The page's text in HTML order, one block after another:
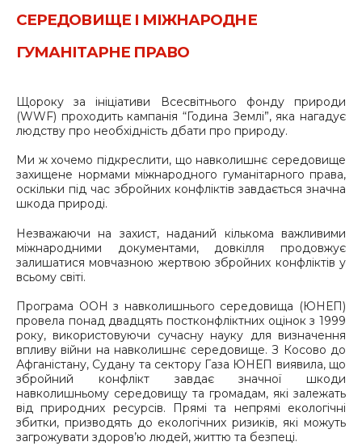
СЕРЕДОВИЩЕ І МІЖНАРОДНЕ
ГУМАНІТАРНЕ ПРАВО
Щороку за ініціативи Всесвітнього фонду природи
(WWF) проходить кампанія “Година Землі”, яка нагадує
людству про необхідність дбати про природу.
Ми ж хочемо підкреслити, що навколишнє середовище
захищене нормами міжнародного гуманітарного права,
оскільки під час збройних конфліктів завдається значна
шкода природі.
Незважаючи на захист, наданий кількома важливими
міжнародними документами, довкілля продовжує
залишатися мовчазною жертвою збройних конфліктів у
всьому світі.
Програма ООН з навколишнього середовища (ЮНЕП)
провела понад двадцять постконфліктних оцінок з 1999
року, використовуючи сучасну науку для визначення
впливу війни на навколишнє середовище. З Косово до
Афганістану, Судану та сектору Газа ЮНЕП виявила, що
збройний конфлікт завдає значної шкоди
навколишньому середовищу та громадам, які залежать
від природних ресурсів. Прямі та непрямі екологічні
збитки, призводять до екологічних ризиків, які можуть
загрожувати здоров’ю людей, життю та безпеці.